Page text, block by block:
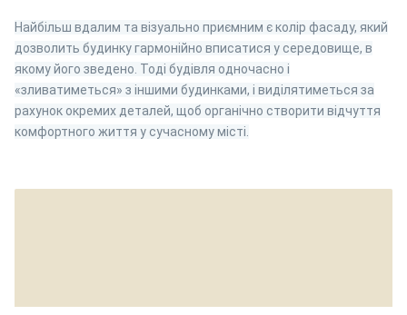
Найбільш вдалим та візуально приємним є колір фасаду, який
дозволить будинку гармонійно вписатися у середовище, в
якому його зведено. Тоді будівля одночасно і
«зливатиметься» з іншими будинками, і виділятиметься за
рахунок окремих деталей, щоб органічно створити відчуття
комфортного життя у сучасному місті.